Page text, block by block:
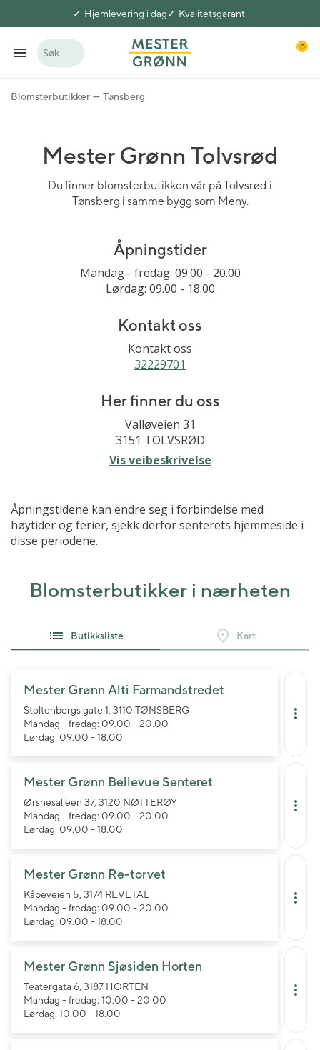
Hjemlevering i dag Kvalitetsgaranti
Søk
0
Blomsterbutikker Tønsberg
Mester Grønn Tolvsrød
Du finner blomsterbutikken vår på Tolvsrød i
Tønsberg i samme bygg som Meny.
Åpningstider
Mandag - fredag: 09.00 - 20.00
Lørdag: 09.00 - 18.00
Kontakt oss
Kontakt oss
32229701
Her finner du oss
Valløveien 31
3151 TOLVSRØD
Vis veibeskrivelse
Åpningstidene kan endre seg i forbindelse med
høytider og ferier, sjekk derfor senterets hjemmeside i
disse periodene.
Blomsterbutikker i nærheten
Butikksliste Kart
Mester Grønn Alti Farmandstredet
Stoltenbergs gate 1, 3110 TØNSBERG
Mandag - fredag: 09.00 - 20.00
Lørdag: 09.00 - 18.00
Mester Grønn Bellevue Senteret
Ørsnesalleen 37, 3120 NØTTERØY
Mandag - fredag: 09.00 - 20.00
Lørdag: 09.00 - 18.00
Mester Grønn Re-torvet
Kåpeveien 5, 3174 REVETAL
Mandag - fredag: 09.00 - 20.00
Lørdag: 09.00 - 18.00
Mester Grønn Sjøsiden Horten
Teatergata 6, 3187 HORTEN
Mandag - fredag: 10.00 - 20.00
Lørdag: 10.00 - 18.00